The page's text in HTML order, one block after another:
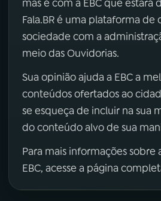
mas é com a EBC que estará
Fala.BR é uma plataforma de
sociedade com a
meio das Ouvidorias.
Sua opinião ajuda a EBC a
conteúdos ofertados ao
se esqueça de incluir na sua
do conteúdo alvo de sua
Para mais informações sobre
EBC, acesse a página